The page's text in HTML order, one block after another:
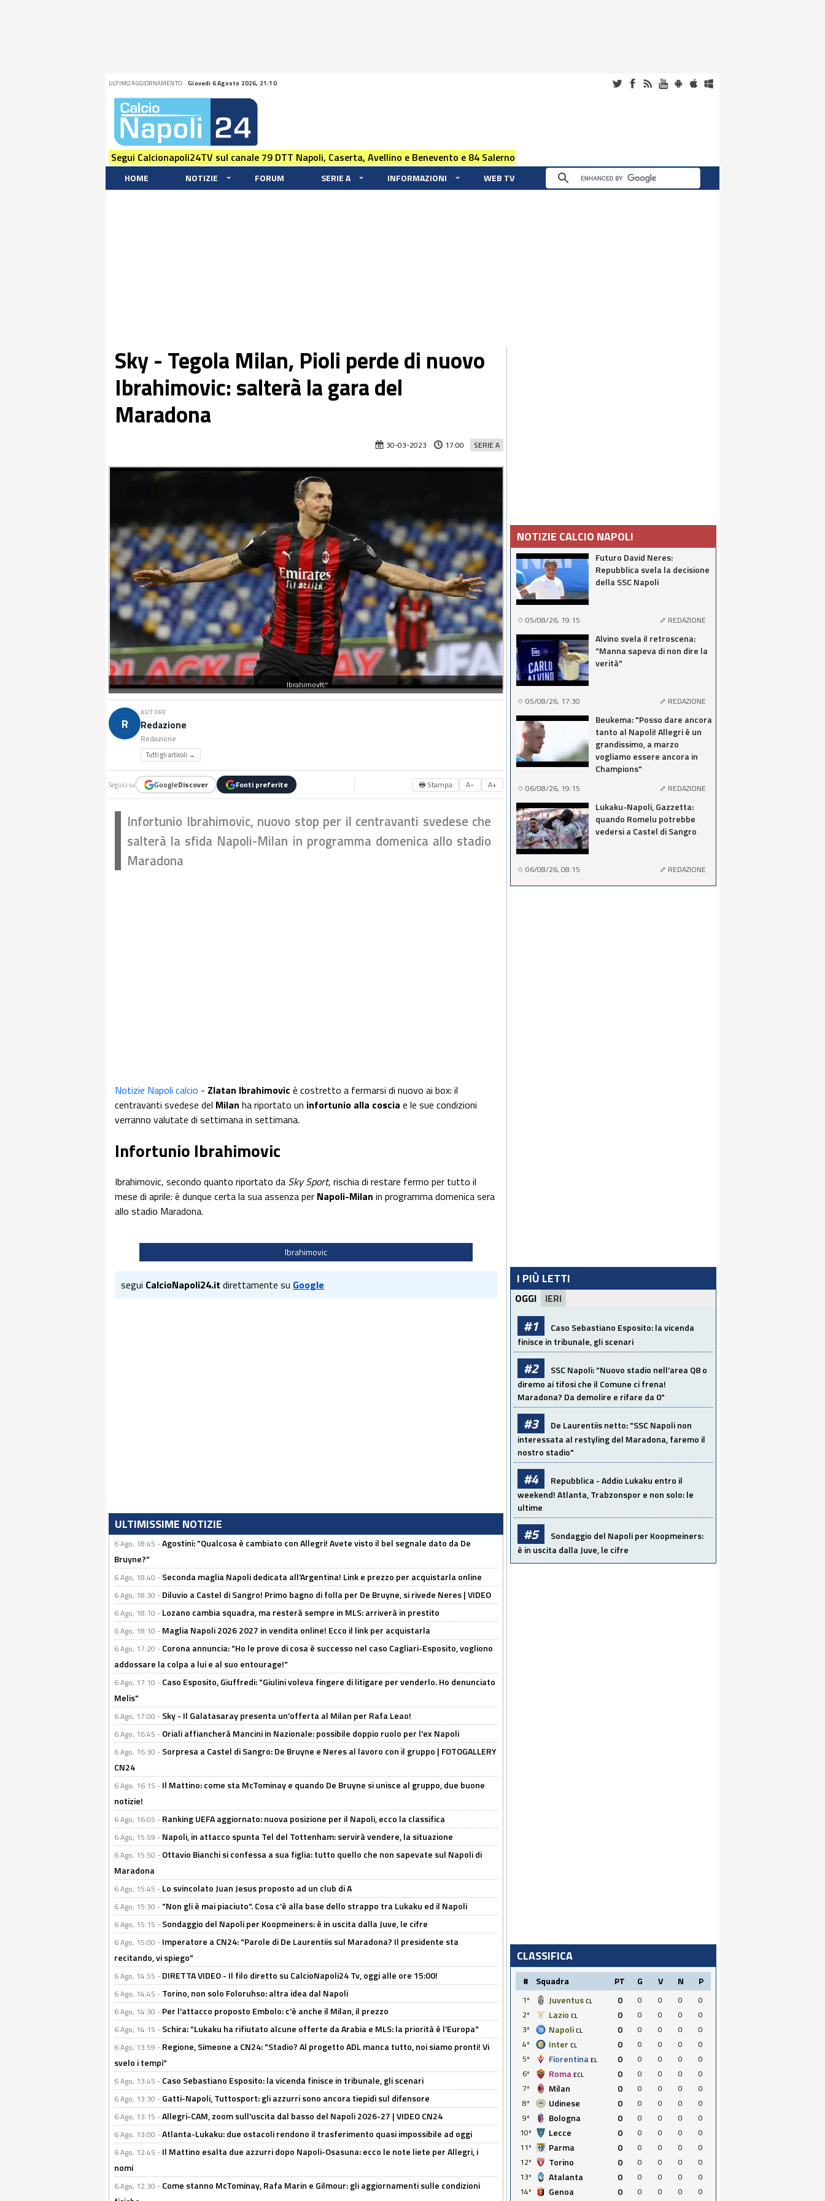
ULTIMO AGGIORNAMENTO: Giovedi 6 Agosto 2026, 21:10
Segui Calcionapoli24TV sul canale 79 DTT Napoli, Caserta, Avellino e Benevento e 84 Salerno
HOME NOTIZIE FORUM SERIE A INFORMAZIONI WEB TV
Sky - Tegola Milan, Pioli perde di nuovo
Ibrahimovic: salterà la gara del
Maradona
SERIE A
30-03-2023 17:00
Ibrahimovic
R
AUTORE
Redazione
Redazione
Tutti gli articoli →
Seguici su GoogleDiscover Fonti preferite 🖶 Stampa A− A+
Infortunio Ibrahimovic, nuovo stop per il centravanti svedese che
salterà la sfida Napoli-Milan in programma domenica allo stadio
Maradona
Notizie Napoli calcio - Zlatan Ibrahimovic è costretto a fermarsi di nuovo ai box: il
centravanti svedese del Milan ha riportato un infortunio alla coscia e le sue condizioni
verranno valutate di settimana in settimana.
Infortunio Ibrahimovic
Ibrahimovic, secondo quanto riportato da Sky Sport, rischia di restare fermo per tutto il
mese di aprile: è dunque certa la sua assenza per Napoli-Milan in programma domenica sera
allo stadio Maradona.
Ibrahimovic
segui CalcioNapoli24.it direttamente su Google
ULTIMISSIME NOTIZIE
6 Ago, 18:45 -Agostini: "Qualcosa è cambiato con Allegri! Avete visto il bel segnale dato da De
Bruyne?"
6 Ago, 18:40 - Seconda maglia Napoli dedicata all'Argentina! Link e prezzo per acquistarla online
6 Ago, 18:30 - Diluvio a Castel di Sangro! Primo bagno di folla per De Bruyne, si rivede Neres | VIDEO
6 Ago, 18:10 - Lozano cambia squadra, ma resterà sempre in MLS: arriverà in prestito
6 Ago, 18:10 - Maglia Napoli 2026 2027 in vendita online! Ecco il link per acquistarla
6 Ago, 17:20 - Corona annuncia: "Ho le prove di cosa è successo nel caso Cagliari-Esposito, vogliono
addossare la colpa a lui e al suo entourage!"
6 Ago, 17:10 - Caso Esposito, Giuffredi: "Giulini voleva fingere di litigare per venderlo. Ho denunciato
Melis"
6 Ago, 17:00 - Sky - Il Galatasaray presenta un'offerta al Milan per Rafa Leao!
6 Ago, 16:45 - Oriali affiancherà Mancini in Nazionale: possibile doppio ruolo per l'ex Napoli
6 Ago, 16:30 - Sorpresa a Castel di Sangro: De Bruyne e Neres al lavoro con il gruppo | FOTOGALLERY
CN24
6 Ago, 16:15 - Il Mattino: come sta McTominay e quando De Bruyne si unisce al gruppo, due buone
notizie!
6 Ago, 16:05 - Ranking UEFA aggiornato: nuova posizione per il Napoli, ecco la classifica
6 Ago, 15:59 - Napoli, in attacco spunta Tel del Tottenham: servirà vendere, la situazione
6 Ago, 15:50 - Ottavio Bianchi si confessa a sua figlia: tutto quello che non sapevate sul Napoli di
Maradona
6 Ago, 15:45 - Lo svincolato Juan Jesus proposto ad un club di A
6 Ago, 15:30 - "Non gli è mai piaciuto". Cosa c'è alla base dello strappo tra Lukaku ed il Napoli
6 Ago, 15:15 - Sondaggio del Napoli per Koopmeiners: è in uscita dalla Juve, le cifre
6 Ago, 15:00 - Imperatore a CN24: "Parole di De Laurentiis sul Maradona? Il presidente sta
recitando, vi spiego"
6 Ago, 14:55 - DIRETTA VIDEO - Il filo diretto su CalcioNapoli24 Tv, oggi alle ore 15:00!
6 Ago, 14:45 - Torino, non solo Foloruhso: altra idea dal Napoli
6 Ago, 14:30 - Per l'attacco proposto Embolo: c'è anche il Milan, il prezzo
6 Ago, 14:15 - Schira: "Lukaku ha rifiutato alcune offerte da Arabia e MLS: la priorità è l'Europa"
6 Ago, 13:59 - Regione, Simeone a CN24: "Stadio? Al progetto ADL manca tutto, noi siamo pronti! Vi
svelo i tempi"
6 Ago, 13:45 - Caso Sebastiano Esposito: la vicenda finisce in tribunale, gli scenari
6 Ago, 13:30 - Gatti-Napoli, Tuttosport: gli azzurri sono ancora tiepidi sul difensore
6 Ago, 13:15 -Allegri-CAM, zoom sull'uscita dal basso del Napoli 2026-27 | VIDEO CN24
6 Ago, 13:00 -Atlanta-Lukaku: due ostacoli rendono il trasferimento quasi impossibile ad oggi
6 Ago, 12:45 - Il Mattino esalta due azzurri dopo Napoli-Osasuna: ecco le note liete per Allegri, i
nomi
6 Ago, 12:30 - Come stanno McTominay, Rafa Marin e Gilmour: gli aggiornamenti sulle condizioni
NOTIZIE CALCIO NAPOLI
Futuro David Neres:
Repubblica svela la decisione
della SSC Napoli
05/08/26, 19:15 REDAZIONE
Alvino svela il retroscena:
"Manna sapeva di non dire la
verità"
05/08/26, 17:30 REDAZIONE
Beukema: "Posso dare ancora
tanto al Napoli! Allegri è un
grandissimo, a marzo
vogliamo essere ancora in
Champions"
06/08/26, 19:15 REDAZIONE
Lukaku-Napoli, Gazzetta:
quando Romelu potrebbe
vedersi a Castel di Sangro
06/08/26, 08:15 REDAZIONE
I PIÙ LETTI
OGGI IERI
#1
Caso Sebastiano Esposito: la vicenda
finisce in tribunale, gli scenari
#2
SSC Napoli: "Nuovo stadio nell'area Q8 o
diremo ai tifosi che il Comune ci frena!
Maradona? Da demolire e rifare da 0"
#3
De Laurentiis netto: "SSC Napoli non
interessata al restyling del Maradona, faremo il
nostro stadio"
#4
Repubblica - Addio Lukaku entro il
weekend! Atlanta, Trabzonspor e non solo: le
ultime
#5
Sondaggio del Napoli per Koopmeiners:
è in uscita dalla Juve, le cifre
CLASSIFICA
# Squadra PT G V N P
1º Juventus CL 0 0 0 0
0
2º
Lazio CL 0 0 0 0
0
3º
Napoli CL 0 0 0 0
0
4º
Inter CL 0 0 0 0
0
5º
Fiorentina EL 0 0 0 0
0
6º
Roma ECL 0 0 0 0
0
7º
Milan 0 0 0 0
0
8º
Udinese 0 0 0 0
0
9º
Bologna 0 0 0 0
0
10º
Lecce 0 0 0 0
0
11º
Parma 0 0 0 0
0
12º
Torino 0 0 0 0
0
13º
Atalanta 0 0 0 0
0
14º
Genoa 0 0 0 0
0